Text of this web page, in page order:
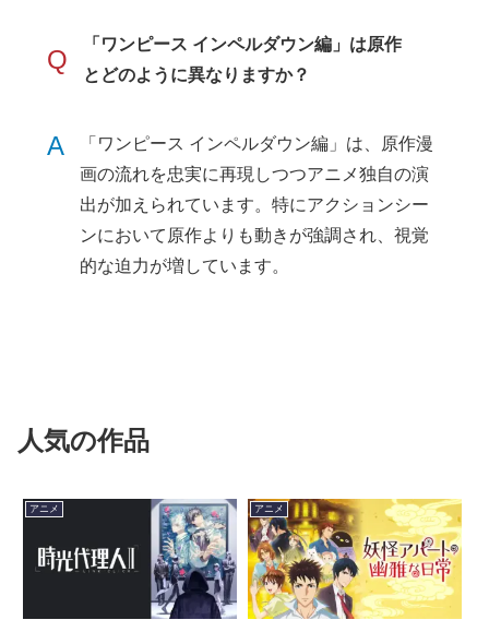
Q
「ワンピース インペルダウン編」は原作
とどのように異なりますか？
A
「ワンピース インペルダウン編」は、原作漫
画の流れを忠実に再現しつつアニメ独自の演
出が加えられています。特にアクションシー
ンにおいて原作よりも動きが強調され、視覚
的な迫力が増しています。
人気の作品
アニメ アニメ